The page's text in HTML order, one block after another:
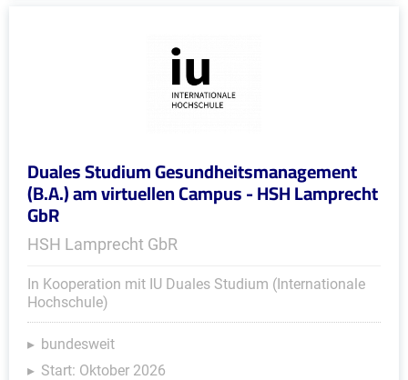
Duales Studium Gesundheitsmanagement
(B.A.) am virtuellen Campus - HSH Lamprecht
GbR
HSH Lamprecht GbR
In Kooperation mit IU Duales Studium (Internationale
Hochschule)
bundesweit
Start: Oktober 2026